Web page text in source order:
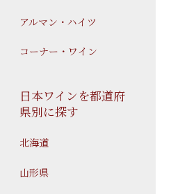
アルマン・ハイツ
コーナー・ワイン
日本ワインを都道府
県別に探す
北海道
山形県